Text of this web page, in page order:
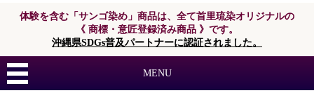
体験を含む「サンゴ染め」商品は、 全て首里琉染オリジナルの
《 商標・意匠登録済み商品 》です。
沖縄県SDGs普及パートナーに認証されました。
MENU